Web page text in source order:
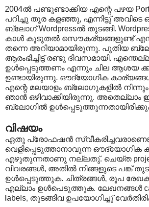
2004ൽ പണ്ടുണ്ടാക്കിയ എന്റെ പഴയ
പറിച്ചു തൂര കളഞ്ഞു, എന്നിട്ടു് അവിടെ
ബ്ലോഗ് Wordpressൽ തുടങ്ങി.
കാൾ കൂടുതൽ സൌകര്യങ്ങളുണ്ട്
തന്നെ അറിയാമായിരുന്നു. പുതിയ
ആരംഭിച്ചിട്ട് രണ്ടു ദിവസമായി.
ഉൾപ്പെടുത്തണം എന്നും ചില ആശയ
ഉണ്ടായിരുന്നു. ഔദ്യോഗിക
എന്റെ മലയാളം ബ്ലോഗുകളിൽ
ഞാൻ ഒഴിവാക്കിയിരുന്നു. അതെല്ലാം
ബ്ലോഗിൽ
വിഷയം
ഏതു പ്രോഫഷൻ
വെളിപ്പെടുത്താനാവുന്ന ഔദ്യോഗിക
എഴുതുന്നതാണു നല്ലതു്. ചെയ്ത
വിവരങ്ങൾ, അതിൽ നിങ്ങളുടെ പങ്ക്‍
ഉൾപ്പെടുത്തുക. ചിത്രങ്ങൾ, രൂപ
എല്ലാം ഉൾപെടുത്തുക. ലേഖനങ്ങൾ
labels, തുടങ്ങിവ ഉപയോഗിച്ചു്